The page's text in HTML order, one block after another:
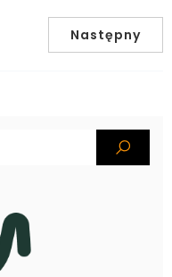
Następny